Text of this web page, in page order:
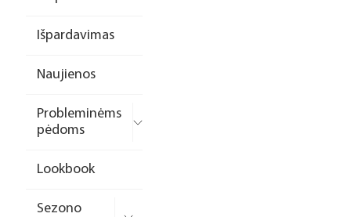
Išpardavimas
Naujienos
Probleminėms
pėdoms
Lookbook
Sezono